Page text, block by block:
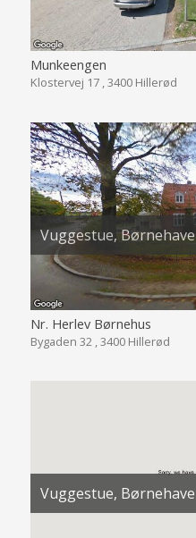
Munkeengen
Klostervej 17 , 3400 Hillerød
Vuggestue, Børnehave
Nr. Herlev Børnehus
Bygaden 32 , 3400 Hillerød
Vuggestue, Børnehave